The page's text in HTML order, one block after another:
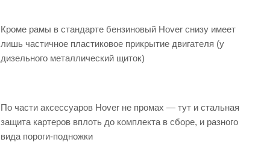
Кроме рамы в стандарте бензиновый Hover снизу имеет
лишь частичное пластиковое прикрытие двигателя (у
дизельного металлический щиток)
По части аксессуаров Hover не промах — тут и стальная
защита картеров вплоть до комплекта в сборе, и разного
вида пороги-подножки